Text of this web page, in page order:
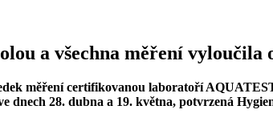
a všechna měření vyloučila
měření certifikovanou laboratoří
dnech 28. dubna a 19. května, potvrzená